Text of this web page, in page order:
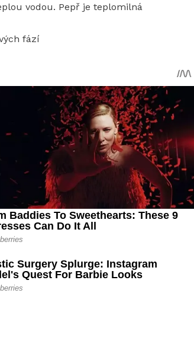
vodou. Pepř je teplomilná
fází